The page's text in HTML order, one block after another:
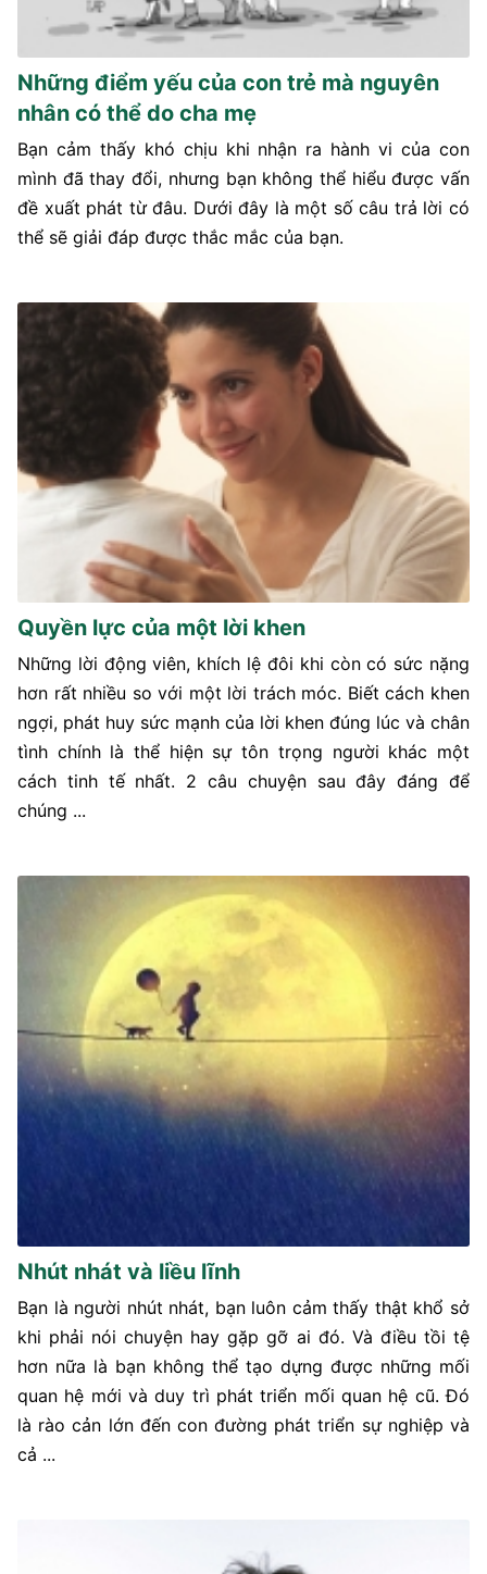
Những điểm yếu của con trẻ mà nguyên
nhân có thể do cha mẹ
Bạn cảm thấy khó chịu khi nhận ra hành vi của con
mình đã thay đổi, nhưng bạn không thể hiểu được vấn
đề xuất phát từ đâu. Dưới đây là một số câu trả lời có
thể sẽ giải đáp được thắc mắc của bạn.
Quyền lực của một lời khen
Những lời động viên, khích lệ đôi khi còn có sức nặng
hơn rất nhiều so với một lời trách móc. Biết cách khen
ngợi, phát huy sức mạnh của lời khen đúng lúc và chân
tình chính là thể hiện sự tôn trọng người khác một
cách tinh tế nhất. 2 câu chuyện sau đây đáng để
chúng ...
Nhút nhát và liều lĩnh
Bạn là người nhút nhát, bạn luôn cảm thấy thật khổ sở
khi phải nói chuyện hay gặp gỡ ai đó. Và điều tồi tệ
hơn nữa là bạn không thể tạo dựng được những mối
quan hệ mới và duy trì phát triển mối quan hệ cũ. Đó
là rào cản lớn đến con đường phát triển sự nghiệp và
cả ...